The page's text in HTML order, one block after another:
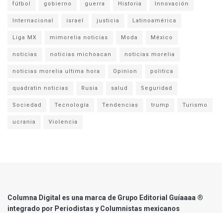
fútbol gobierno guerra Historia Innovación
Internacional israel justicia Latinoamérica
Liga MX mimorelia noticias Moda México
noticias noticias michoacan noticias morelia
noticias morelia ultima hora Opinion politica
quadratin noticias Rusia salud Seguridad
Sociedad Tecnología Tendencias trump Turismo
ucrania Violencia
Columna Digital es una marca de Grupo Editorial Guíaaaa ®
integrado por Periodistas y Columnistas mexicanos